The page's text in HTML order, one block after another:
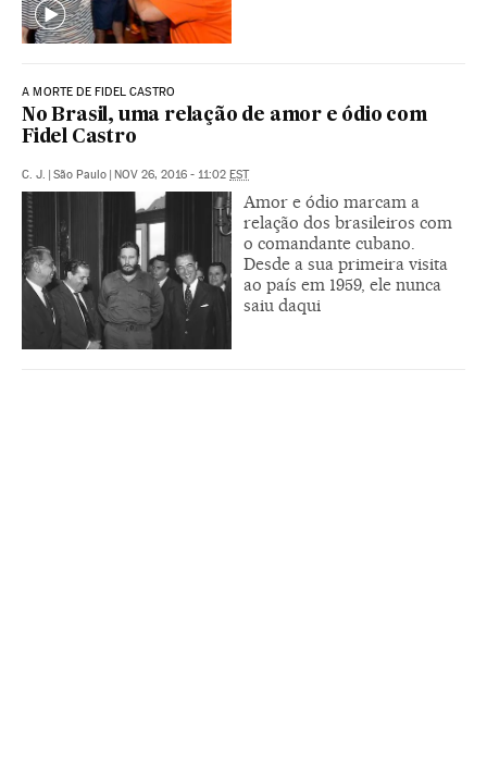
A MORTE DE FIDEL CASTRO
No Brasil, uma relação de amor e ódio com
Fidel Castro
C. J. | São Paulo | NOV 26, 2016 - 11:02 EST
Amor e ódio marcam a
relação dos brasileiros com
o comandante cubano.
Desde a sua primeira visita
ao país em 1959, ele nunca
saiu daqui